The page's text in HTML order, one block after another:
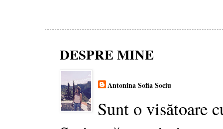
DESPRE MINE
Antonina Sofia Sociu
Sunt o visătoare